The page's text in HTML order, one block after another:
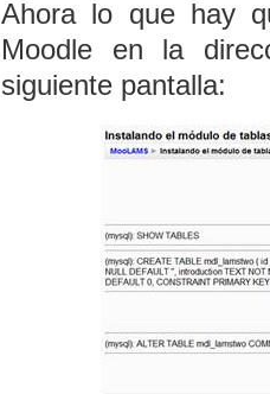
Ahora lo que hay
Moodle en la
siguiente pantalla: